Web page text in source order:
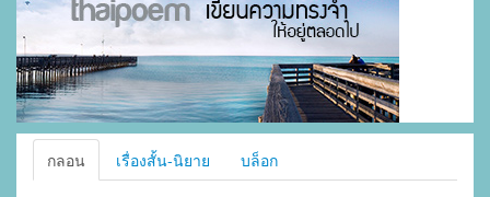
กลอน เรื่องสั้น-นิยาย บล็อก